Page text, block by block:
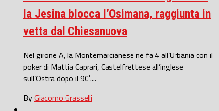
la Jesina blocca l’Osimana, raggiunta in
vetta dal Chiesanuova
Nel girone A, la Montemarcianese ne fa 4 all’Urbania con il
poker di Mattia Caprari, Castelfrettese all’inglese
sull’Ostra dopo il 90′....
ByGiacomo Grasselli